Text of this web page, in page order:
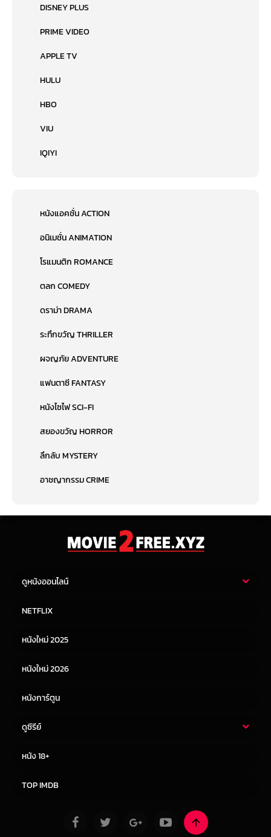
DISNEY PLUS
PRIME VIDEO
APPLE TV
HULU
HBO
VIU
IQIYI
หนังแอคชั่น ACTION
อนิเมชั่น ANIMATION
โรแมนติก ROMANCE
ตลก COMEDY
ดราม่า DRAMA
ระทึกขวัญ THRILLER
ผจญภัย ADVENTURE
แฟนตาซี FANTASY
หนังไซไฟ SCI-FI
สยองขวัญ HORROR
ลึกลับ MYSTERY
อาชญากรรม CRIME
ดูหนังออนไลน์
หนังจีน
NETFLIX
หนังใหม่ 2025
หนังใหม่ 2026
หนังการ์ตูน
ดูซีรีย์
หนัง 18+
TOP IMDB